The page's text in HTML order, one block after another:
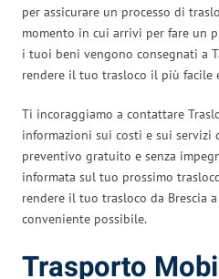
per assicurare un processo di
momento in cui arrivi per fare un
i tuoi beni vengono consegnati a
rendere il tuo trasloco il più facile
Ti incoraggiamo a contattare
informazioni sui costi e sui servizi
preventivo gratuito e senza
informata sul tuo prossimo
rendere il tuo trasloco da Brescia
conveniente possibile.
Trasporto